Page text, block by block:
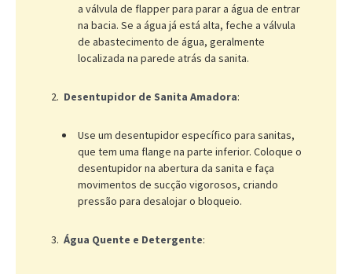
a válvula de flapper para parar a água de entrar
na bacia. Se a água já está alta, feche a válvula
de abastecimento de água, geralmente
localizada na parede atrás da sanita.
Desentupidor de Sanita Amadora:
Use um desentupidor específico para sanitas,
que tem uma flange na parte inferior. Coloque o
desentupidor na abertura da sanita e faça
movimentos de sucção vigorosos, criando
pressão para desalojar o bloqueio.
Água Quente e Detergente: